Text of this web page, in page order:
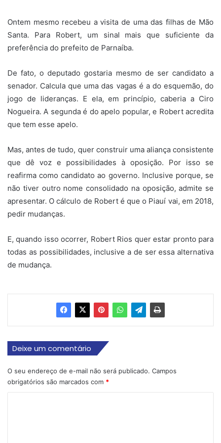
Ontem mesmo recebeu a visita de uma das filhas de Mão
Santa. Para Robert, um sinal mais que suficiente da
preferência do prefeito de Parnaíba.
De fato, o deputado gostaria mesmo de ser candidato a
senador. Calcula que uma das vagas é a do esquemão, do
jogo de lideranças. E ela, em princípio, caberia a Ciro
Nogueira. A segunda é do apelo popular, e Robert acredita
que tem esse apelo.
Mas, antes de tudo, quer construir uma aliança consistente
que dê voz e possibilidades à oposição. Por isso se
reafirma como candidato ao governo. Inclusive porque, se
não tiver outro nome consolidado na oposição, admite se
apresentar. O cálculo de Robert é que o Piauí vai, em 2018,
pedir mudanças.
E, quando isso ocorrer, Robert Rios quer estar pronto para
todas as possibilidades, inclusive a de ser essa alternativa
de mudança.
Deixe um comentário
O seu endereço de e-mail não será publicado. Campos
obrigatórios são marcados com *